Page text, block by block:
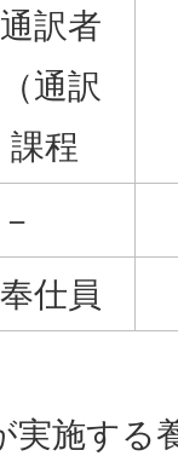
訳者
通訳
課程
－
仕員
実施する